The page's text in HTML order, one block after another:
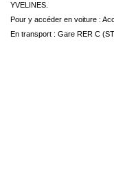
YVELINES.
Pour y accéder en voiture :
En transport : Gare RER C